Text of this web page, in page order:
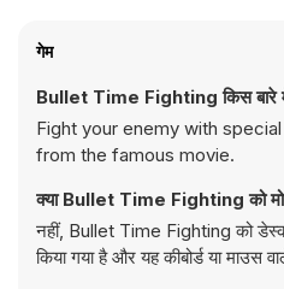
गेम
Bullet Time Fighting किस बारे
Fight your enemy with
from the famous movie.
क्या Bullet Time Fighting को
नहीं, Bullet Time Fighting को
किया गया है और यह कीबोर्ड या माउस